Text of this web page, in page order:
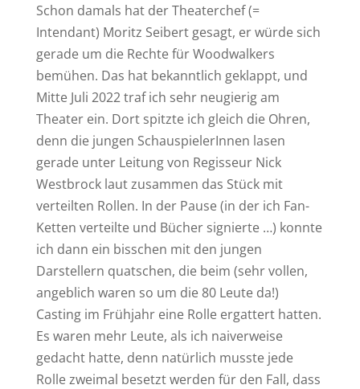
Schon damals hat der Theaterchef (=
Intendant) Moritz Seibert gesagt, er würde sich
gerade um die Rechte für Woodwalkers
bemühen. Das hat bekanntlich geklappt, und
Mitte Juli 2022 traf ich sehr neugierig am
Theater ein. Dort spitzte ich gleich die Ohren,
denn die jungen SchauspielerInnen lasen
gerade unter Leitung von Regisseur Nick
Westbrock laut zusammen das Stück mit
verteilten Rollen. In der Pause (in der ich Fan-
Ketten verteilte und Bücher signierte …) konnte
ich dann ein bisschen mit den jungen
Darstellern quatschen, die beim (sehr vollen,
angeblich waren so um die 80 Leute da!)
Casting im Frühjahr eine Rolle ergattert hatten.
Es waren mehr Leute, als ich naiverweise
gedacht hatte, denn natürlich musste jede
Rolle zweimal besetzt werden für den Fall, dass